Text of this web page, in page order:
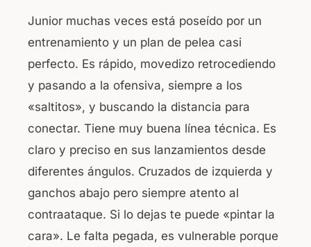
Junior muchas veces está poseído por un
entrenamiento y un plan de pelea casi
perfecto. Es rápido, movedizo retrocediendo
y pasando a la ofensiva, siempre a los
«saltitos», y buscando la distancia para
conectar. Tiene muy buena línea técnica. Es
claro y preciso en sus lanzamientos desde
diferentes ángulos. Cruzados de izquierda y
ganchos abajo pero siempre atento al
contraataque. Si lo dejas te puede «pintar la
cara». Le falta pegada, es vulnerable porque